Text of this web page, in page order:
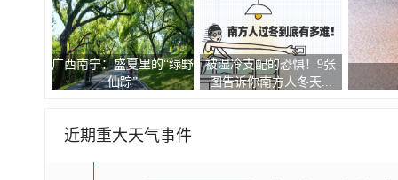
广西南宁：盛夏里的“绿野
仙踪”
被湿冷支配的恐惧！9张
图告诉你南方人冬天...
近期重大天气事件